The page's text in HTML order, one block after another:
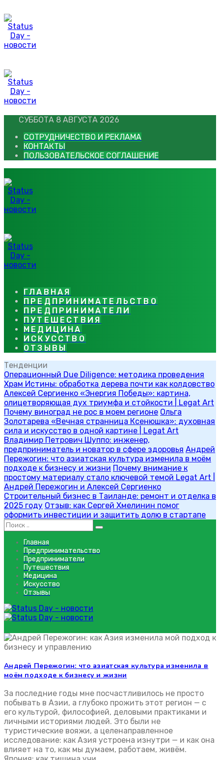
к
контенту
СУББОТА 8 АВГУСТА 2026
СОТРУДНИЧЕСТВО И РЕКЛАМА
КОНТАКТЫ
ПОЛЬЗОВАТЕЛЬСКОЕ СОГЛАШЕНИЕ
ГЛАВНАЯ
ПРЕДПРИНИМАТЕЛЬСТВО
ПРЕДПРИНИМАТЕЛИ
ПУТЕШЕСТВИЯ
МЕДИЦИНА
ИСКУССТВО
ОТЗЫВЫ
Тенденции
Операционный Due Diligence: методика проведения
Храм Истины: обработка дерева почти как колдовство
Алексей Сергиенко «Энергия Победы»: картина,
олицетворяющая дух триумфа и стойкости | Legat Art
Почему виноград не рос в моем регионе Ольга
Золотарева «Вечная странница Ксенюшка»: духовная
сила и искусство в одной картине | Legat Art
Владимир Петрович Шуппо: инженер,
предприниматель и новатор в сфере здоровья Андрей
Пережогин: что азиатская культура изменила в моём
подходе к бизнесу и жизни Почему внимание к
простому материалу стало ключевой темой Legat Art |
Андрей Пережогин и Алексей Сергиенко
Строительный бизнес в Таиланде: ремонт и отделка в
2025 году Отзыв: как Сергей Хмелинин помог
оформить инвестиции и защитить долю в стартапе
Главная
Предпринимательство
Предприниматели
Путешествия
Медицина
Искусство
Отзывы
бизнес и культура
бизнес и культура
Андрей Пережогин: что азиатская культура изменила в
моём подходе к бизнесу и жизни
За последние годы мне посчастливилось не просто
побывать в Азии, а глубоко прожить этот регион — с
его культурой, философией, деловыми практиками и
личными историями людей. Это были не
туристические вояжи, а целенаправленное
исследование: как Азия устроена изнутри — и как она
влияет на то, как мы думаем, работаем, живём.